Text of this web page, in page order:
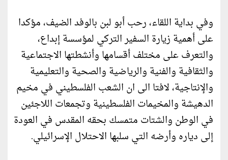
وفي بداية اللقاء، رحب أبو لبن بالوفد الضيف، مؤكدا
على أهمية زيارة السفير التركي لمؤسسة إبداع،
والتعرف على مختلف أقسامها وأنشطتها الاجتماعية
والثقافية والفنية والرياضية والصحية والتعليمية
والإنتاجية، لافتا الى ان الشعب الفلسطيني في مخيم
الدهيشة والمخيمات الفلسطينية وتجمعات اللاجئين
في الوطن والشتات متمسك بحقه المقدس في العودة
إلى دياره وأرضه التي سلبها الاحتلال الإسرائيلي.